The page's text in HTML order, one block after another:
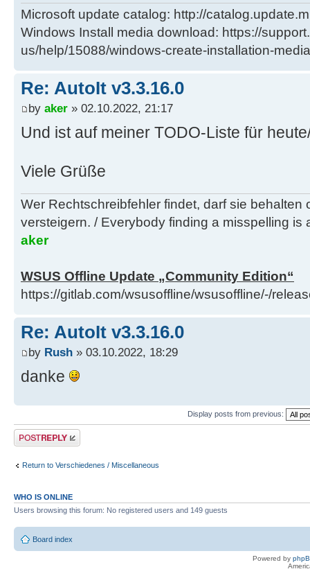
Microsoft update catalog: http://
Windows Install media download: https://
us/help/15088/windows-create-installation-media
Re: AutoIt v3.3.16.0
by aker » 02.10.2022, 21:17
Und ist auf meiner TODO-Liste für
Viele Grüße
Wer Rechtschreibfehler findet, darf sie behalten
versteigern. / Everybody finding a misspelling is
aker
WSUS Offline Update „Community Edition“
https://gitlab.com/wsusoffline/wsusoffline/-/
Re: AutoIt v3.3.16.0
by Rush » 03.10.2022, 18:29
danke
Display posts from previous:
Post a reply
Return to Verschiedenes / Miscellaneous
WHO IS ONLINE
Users browsing this forum: No registered users and 149 guests
Board index
Powered by